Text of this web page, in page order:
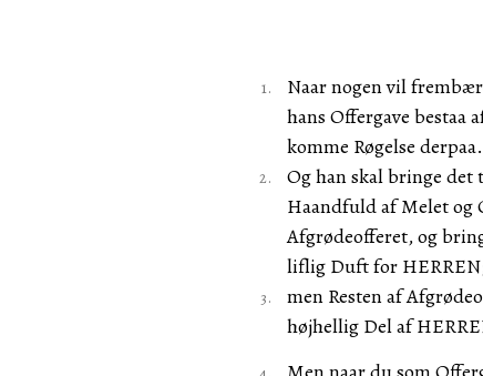
Naar nogen vil
hans Offergave bestaa
komme Røgelse derpaa.
Og han skal bringe det
Haandfuld af Melet og
Afgrødeofferet, og
liflig Duft for
men Resten af
højhellig Del af